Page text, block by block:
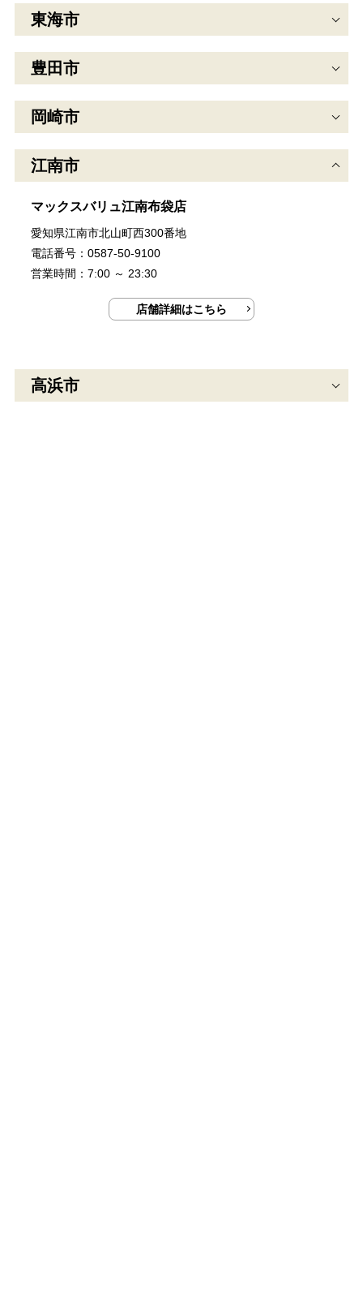
東海市
豊田市
岡崎市
江南市
マックスバリュ江南布袋店
愛知県江南市北山町西300番地
電話番号：0587-50-9100
営業時間：7:00 ～ 23:30
店舗詳細はこちら
高浜市